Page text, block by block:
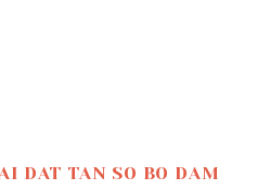
DAT TAN SO BO DAM